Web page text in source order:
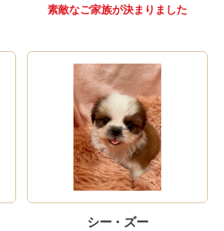
素敵なご家族が決まりました
シー・ズー